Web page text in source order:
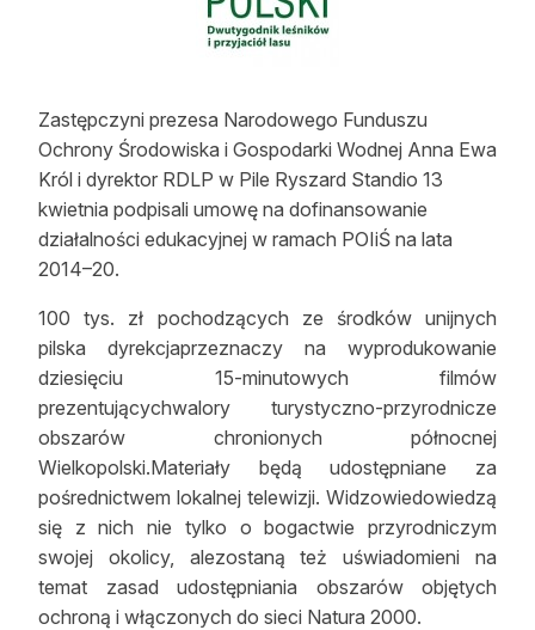
Leśnik na zakupach
Edukacja
Lasy prywatne
O nas
100 lat „Lasu Polskiego”
Prenumerata
Reklama
Zostań autorem
Archiwum
Kontakt
Zastępczyni prezesa Narodowego Funduszu
Ochrony Środowiska i Gospodarki Wodnej Anna Ewa
Król i dyrektor RDLP w Pile Ryszard Standio 13
kwietnia podpisali umowę na dofinansowanie
działalności edukacyjnej w ramach POIiŚ na lata
2014–20.
100 tys. zł pochodzących ze środków unijnych
pilska dyrekcjaprzeznaczy na wyprodukowanie
dziesięciu 15-minutowych filmów
prezentującychwalory turystyczno-przyrodnicze
obszarów chronionych północnej
Wielkopolski.Materiały będą udostępniane za
pośrednictwem lokalnej telewizji. Widzowiedowiedzą
się z nich nie tylko o bogactwie przyrodniczym
swojej okolicy, alezostaną też uświadomieni na
temat zasad udostępniania obszarów objętych
ochroną i włączonych do sieci Natura 2000.